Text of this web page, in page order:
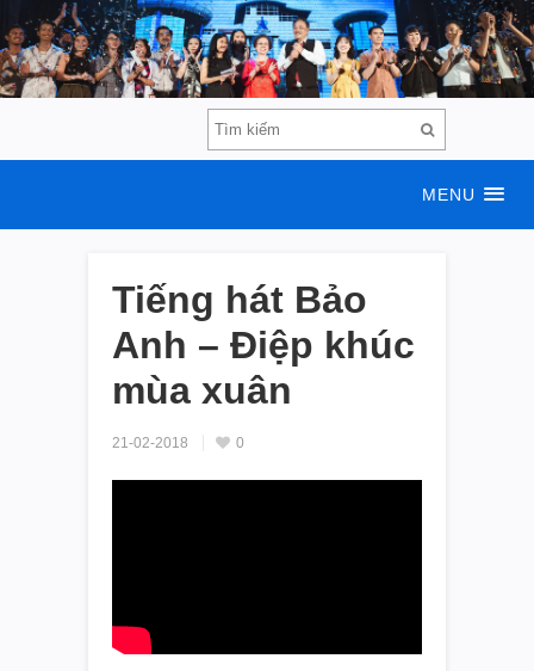
MENU
Tiếng hát Bảo
Anh – Điệp khúc
mùa xuân
21-02-2018 0